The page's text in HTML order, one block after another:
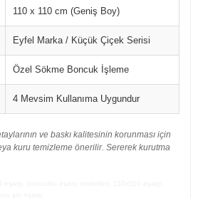
110 x 110 cm (Geniş Boy)
Eyfel Marka / Küçük Çiçek Serisi
Özel Sökme Boncuk İşleme
4 Mevsim Kullanıma Uygundur
ve baskı kalitesinin korunması için
kuru temizleme önerilir. Sererek kurutma